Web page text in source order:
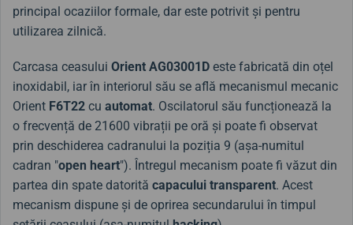
principal ocaziilor formale, dar este potrivit și pentru
utilizarea zilnică.
Carcasa ceasului Orient AG03001D este fabricată din oțel
inoxidabil, iar în interiorul său se află mecanismul mecanic
Orient F6T22 cu automat. Oscilatorul său funcționează la
o frecvență de 21600 vibrații pe oră și poate fi observat
prin deschiderea cadranului la poziția 9 (așa-numitul
cadran "open heart"). Întregul mecanism poate fi văzut din
partea din spate datorită capacului transparent. Acest
mecanism dispune și de oprirea secundarului în timpul